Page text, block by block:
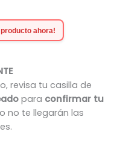
revisa tu casilla de
para confirmar tu
no te llegarán las